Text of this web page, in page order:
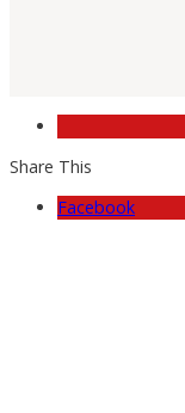
Share This
Facebook